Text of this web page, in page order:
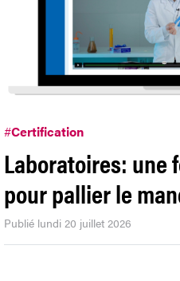
#Certification
Laboratoires: une
pour pallier le
Publié lundi 20 juillet 2026